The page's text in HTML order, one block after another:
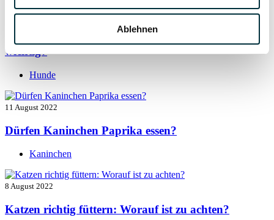
Ablehnen
13 August 2022
wichtig?
Hunde
11 August 2022
Dürfen Kaninchen Paprika essen?
Kaninchen
8 August 2022
Katzen richtig füttern: Worauf ist zu achten?